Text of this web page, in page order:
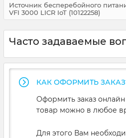
Источник бесперебойного
VFI 3000 LICR IoT (10122258)
Часто задаваемые
КАК ОФОРМИТЬ
Оформить заказ
товар можно в любое
Для этого Вам